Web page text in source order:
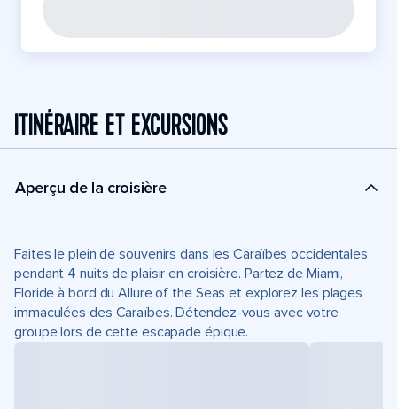
ITINÉRAIRE ET EXCURSIONS
Aperçu de la croisière
Faites le plein de souvenirs dans les Caraïbes occidentales
pendant 4 nuits de plaisir en croisière. Partez de Miami,
Floride à bord du Allure of the Seas et explorez les plages
immaculées des Caraïbes. Détendez-vous avec votre
groupe lors de cette escapade épique.